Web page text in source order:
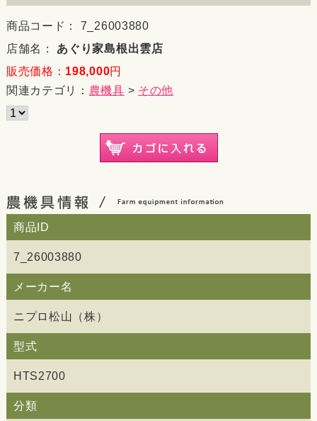
商品コード： 7_26003880
店舗名： あぐり家島根出雲店
販売価格： 198,000円
関連カテゴリ： 農機具 > その他
商品ID
7_26003880
メーカー名
ニプロ松山（株）
型式
HTS2700
分類